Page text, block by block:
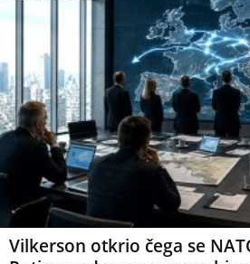
Vilkerson otkrio čega se